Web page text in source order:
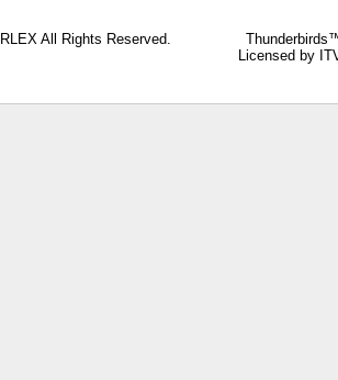
All Rights Reserved.
by ITV Ventures